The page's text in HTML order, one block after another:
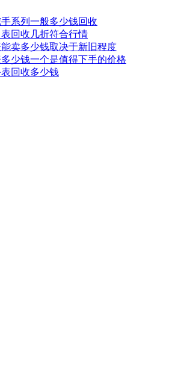
系列一般多少钱回收
回收几折符合行情
卖多少钱取决于新旧程度
少钱一个是值得下手的价格
回收多少钱